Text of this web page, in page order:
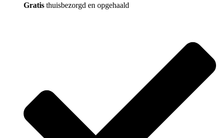
Gratis thuisbezorgd en opgehaald